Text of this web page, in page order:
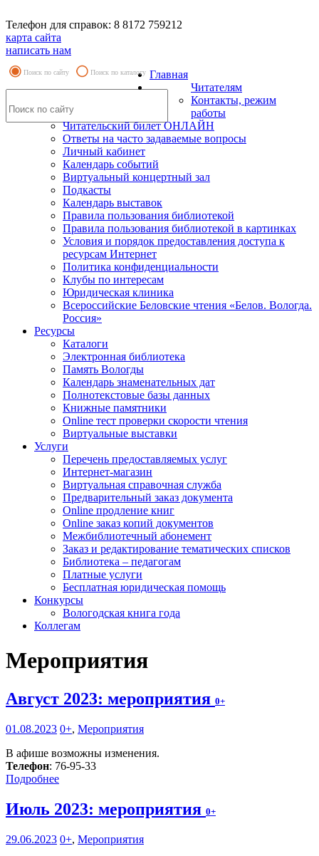
Телефон для справок: 8 8172 759212
карта сайта
написать нам
Поиск по сайту Поиск по каталогу Главная
Читателям
Контакты, режим
работы
Читательский билет ОНЛАЙН
Ответы на часто задаваемые вопросы
Личный кабинет
Календарь событий
Виртуальный концертный зал
Подкасты
Календарь выставок
Правила пользования библиотекой
Правила пользования библиотекой в картинках
Условия и порядок предоставления доступа к
ресурсам Интернет
Политика конфиденциальности
Клубы по интересам
Юридическая клиника
Всероссийские Беловские чтения «Белов. Вологда.
Россия»
Ресурсы
Каталоги
Электронная библиотека
Память Вологды
Календарь знаменательных дат
Полнотекстовые базы данных
Книжные памятники
Online тест проверки скорости чтения
Виртуальные выставки
Услуги
Перечень предоставляемых услуг
Интернет-магазин
Виртуальная справочная служба
Предварительный заказ документа
Online продление книг
Online заказ копий документов
Межбиблиотечный абонемент
Заказ и редактирование тематических списков
Библиотека – педагогам
Платные услуги
Бесплатная юридическая помощь
Конкурсы
Вологодская книга года
Коллегам
Мероприятия
Август 2023: мероприятия 0+
01.08.2023 0+, Мероприятия
В афише возможны изменения.
Телефон: 76-95-33
Подробнее
Июль 2023: мероприятия 0+
29.06.2023 0+, Мероприятия